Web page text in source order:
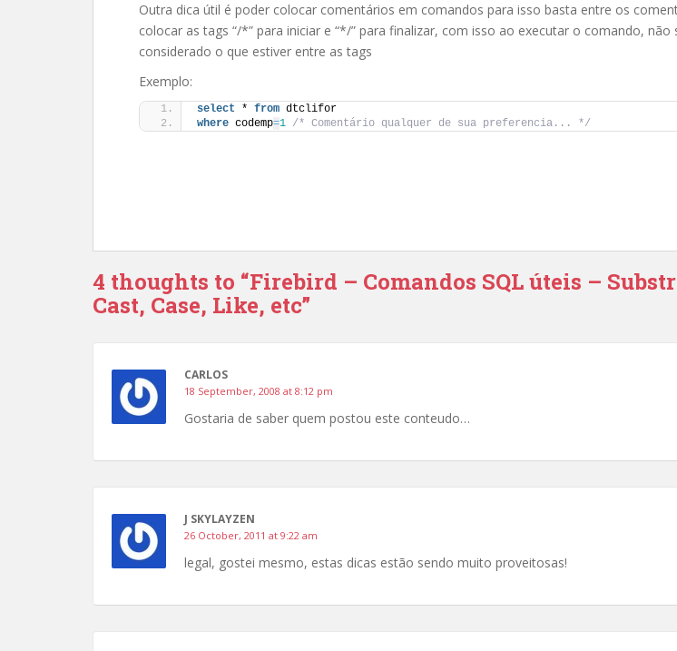
Outra dica útil é poder colocar comentários em comandos para isso basta entre os
colocar as tags “/*” para iniciar e “*/” para finalizar, com isso ao executar o comando, não
considerado o que estiver entre as tags
Exemplo:
select * from dtclifor
where codemp=1 /* Comentário qualquer de sua preferencia... */
4 thoughts to “Firebird – Comandos SQL úteis –
Cast, Case, Like, etc”
CARLOS
18 September, 2008 at 8:12 pm
Gostaria de saber quem postou este conteudo…
J SKYLAYZEN
26 October, 2011 at 9:22 am
legal, gostei mesmo, estas dicas estão sendo muito proveitosas!